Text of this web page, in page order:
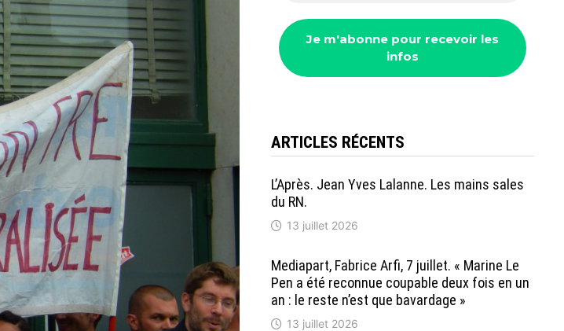
ARTICLES RÉCENTS
L’Après. Jean Yves Lalanne. Les mains sales
du RN.
13 juillet 2026
Mediapart, Fabrice Arfi, 7 juillet. « Marine Le
Pen a été reconnue coupable deux fois en un
an : le reste n’est que bavardage »
13 juillet 2026